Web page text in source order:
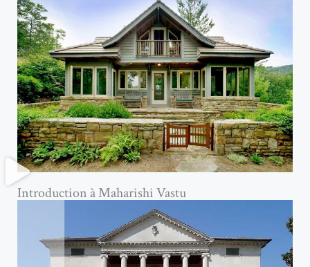
Introduction à Maharishi Vastu